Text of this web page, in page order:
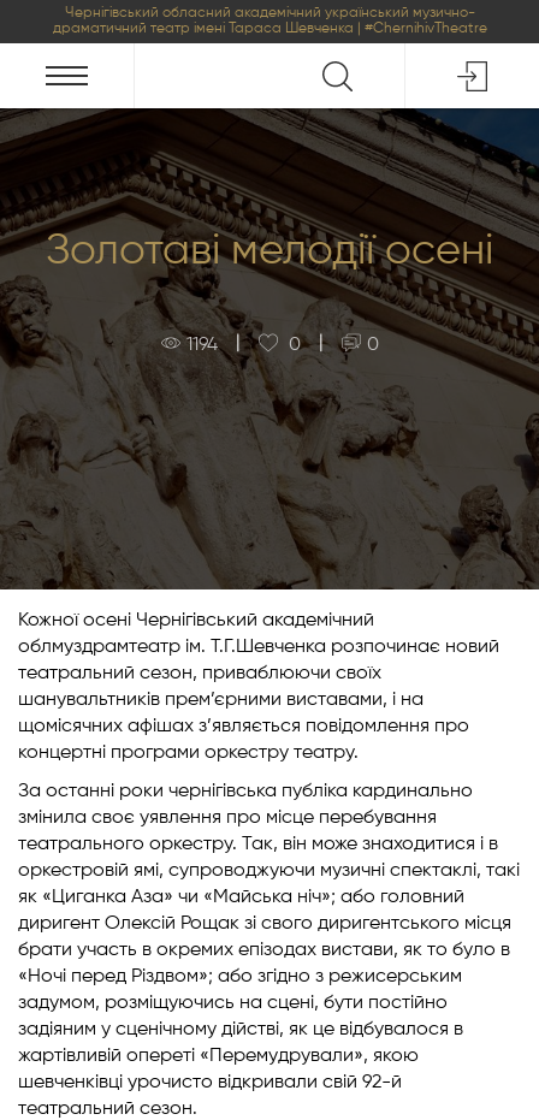
Чернігівський обласний академічний український музично-
драматичний театр імені Тараса Шевченка | #ChernihivTheatre
Золотаві мелодії осені
1194 0 | 0
Кожної осені Чернігівський академічний
облмуздрамтеатр ім. Т.Г.Шевченка розпочинає новий
театральний сезон, приваблюючи своїх
шанувальтників прем’єрними виставами, і на
щомісячних афішах з’являється повідомлення про
концертні програми оркестру театру.
За останні роки чернігівська публіка кардинально
змінила своє уявлення про місце перебування
театрального оркестру. Так, він може знаходитися і в
оркестровій ямі, супроводжуючи музичні спектаклі, такі
як «Циганка Аза» чи «Майська ніч»; або головний
диригент Олексій Рощак зі свого диригентського місця
брати участь в окремих епізодах вистави, як то було в
«Ночі перед Різдвом»; або згідно з режисерським
задумом, розміщуючись на сцені, бути постійно
задіяним у сценічному дійстві, як це відбувалося в
жартівливій опереті «Перемудрували», якою
шевченківці урочисто відкривали свій 92-й
театральний сезон.